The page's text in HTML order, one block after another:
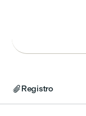
Registro